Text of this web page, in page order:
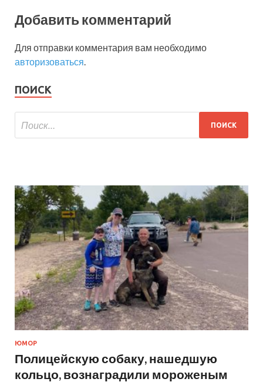
Добавить комментарий
Для отправки комментария вам необходимо
авторизоваться.
ПОИСК
ЮМОР
Полицейскую собаку, нашедшую
кольцо, вознаградили мороженым